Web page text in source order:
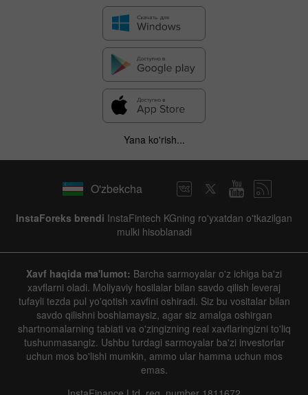
Yana ko'rish...
O'zbekcha
InstaForeks brendi InstaFintech KGning ro'yxatdan o'tkazilgan
mulki hisoblanadi
Xavf haqida ma'lumot: Barcha sarmoyalar o'z ichiga ba'zi
xavflarni oladi. Moliyaviy hosilalar bilan savdo qilish leveraj
tufayli tezda pul yo'qotish xavfini oshiradi. Siz bu vositalar bilan
savdo qilishni boshlamaysiz, agar siz amalga oshirgan
shartnomalarning tabiati va o'zingizning real xavflaringizni to'liq
tushunmasangiz. Ushbu turdagi sarmoyalar ba'zi investorlar
uchun mos bo'lishi mumkin, ammo ular hamma uchun mos
emas.